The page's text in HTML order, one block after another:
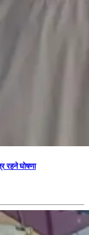
रहने घोषणा